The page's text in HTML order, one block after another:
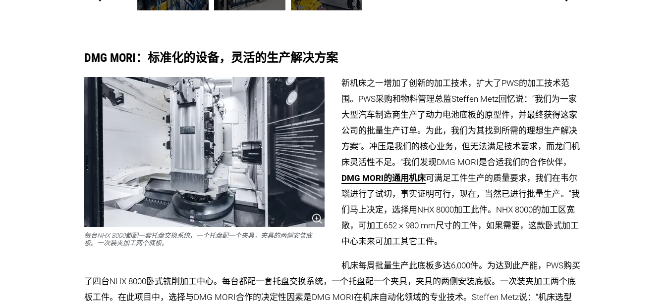
DMG MORI：标准化的设备，灵活的生产解决方案
每台NHX 8000都配一套托盘交换系统，一个托盘配一个夹具，夹具的两侧安装底
板。一次装夹加工两个底板。
新机床之一增加了创新的加工技术，扩大了PWS的加工技术范
围。PWS采购和物料管理总监Steffen Metz回忆说：“我们为一家
大型汽车制造商生产了动力电池底板的原型件，并最终获得这家
公司的批量生产订单。为此，我们为其找到所需的理想生产解决
方案”。冲压是我们的核心业务，但无法满足技术要求，而龙门机
床灵活性不足。“我们发现DMG MORI是合适我们的合作伙伴，
DMG MORI的通用机床可满足工件生产的质量要求，我们在韦尔
瑙进行了试切，事实证明可行，现在，当然已进行批量生产。”我
们马上决定，选择用NHX 8000加工此件。NHX 8000的加工区宽
敞，可加工652 × 980 mm尺寸的工件，如果需要，这款卧式加工
中心未来可加工其它工件。
机床每周批量生产此底板多达6,000件。为达到此产能，PWS购买
了四台NHX 8000卧式铣削加工中心。每台都配一套托盘交换系统，一个托盘配一个夹具，夹具的两侧安装底板。一次装夹加工两个底
板工件。在此项目中，选择与DMG MORI合作的决定性因素是DMG MORI在机床自动化领域的专业技术。Steffen Metz说：“机床选型